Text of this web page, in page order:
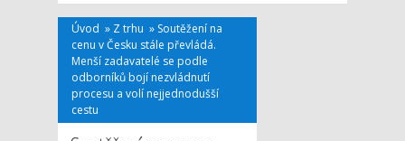
Úvod » Z trhu » Soutěžení na
cenu v Česku stále převládá.
Menší zadavatelé se podle
odborníků bojí nezvládnutí
procesu a volí nejjednodušší
cestu